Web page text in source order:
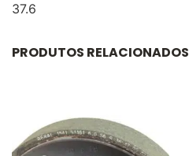
37.6
PRODUTOS RELACIONADOS